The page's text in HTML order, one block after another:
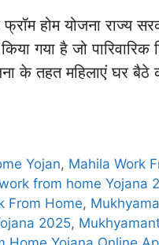
होम योजना राज्य
गया है जो पारिवारिक
के तहत महिलाएं घर
Yojan, Mahila Work
from home Yojana
From Home,
2025,